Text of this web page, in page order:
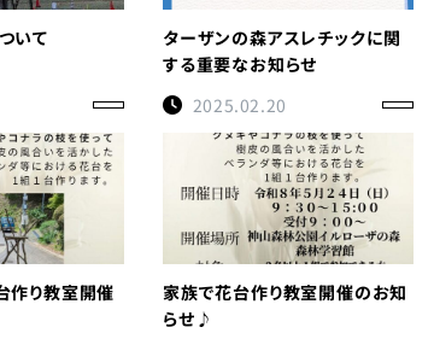
いて
ターザンの森アスレチックに関
する重要なお知らせ
2025.02.20
作り教室開催
家族で花台作り教室開催のお知
らせ♪